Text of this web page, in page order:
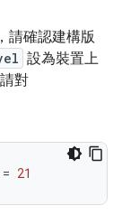
請確認建構版
設為裝置上
對
21